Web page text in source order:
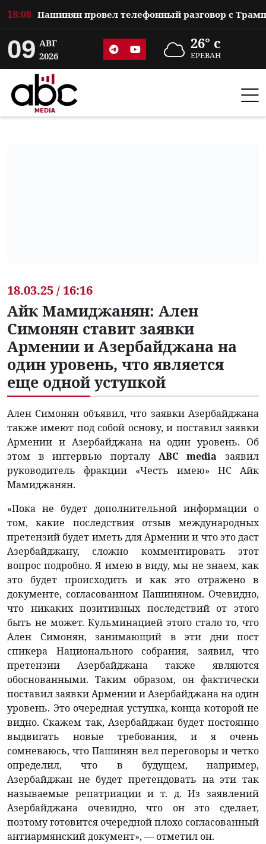
18:08
09 АВГ
2026
26° c
ЕРЕВАН
18.03.25 / 16:16
Айк Мамиджанян: Ален
Симонян ставит заявки
Армении и Азербайджана на
один уровень, что является
еще одной уступкой
Ален Симонян объявил, что заявки Азербайджана
также имеют под собой основу, и поставил заявки
Армении и Азербайджана на один уровень. Об
этом в интервью порталу ABC media заявил
руководитель фракции «Честь имею» НС Айк
Мамиджанян.
«Пока не будет дополнительной информации о
том, какие последствия отзыв международных
претензий будет иметь для Армении и что это даст
Азербайджану, сложно комментировать этот
вопрос подробно. Я имею в виду, мы не знаем, как
это будет происходить и как это отражено в
документе, согласованном Пашиняном. Очевидно,
что никаких позитивных последствий от этого
быть не может. Кульминацией этого стало то, что
Ален Симонян, занимающий в эти дни пост
спикера Национального собрания, заявил, что
претензии Азербайджана также являются
обоснованными. Таким образом, он фактически
поставил заявки Армении и Азербайджана на один
уровень. Это очередная уступка, конца которой не
видно. Скажем так, Азербайджан будет постоянно
выдвигать новые требования, и я очень
сомневаюсь, что Пашинян вел переговоры и четко
определил, что в будущем, например,
Азербайджан не будет претендовать на эти так
называемые репатриации и т. д. Из заявлений
Азербайджана очевидно, что он это сделает,
поэтому готовится очередной плохо согласованный
антиармянский документ», — отметил он.